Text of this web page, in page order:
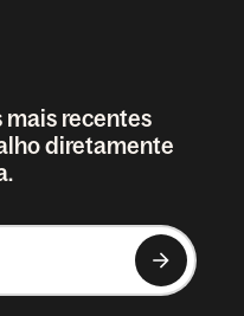
mais recentes
diretamente